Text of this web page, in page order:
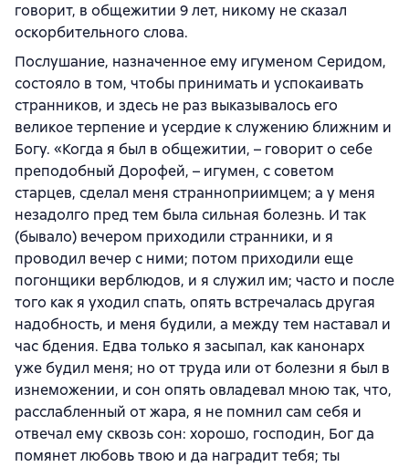
говорит, в общежитии 9 лет, никому не сказал
оскорбительного слова.
Послушание, назначенное ему игуменом Серидом,
состояло в том, чтобы принимать и успокаивать
странников, и здесь не раз выказывалось его
великое терпение и усердие к служению ближним и
Богу. «Когда я был в общежитии, – говорит о себе
преподобный Дорофей, – игумен, с советом
старцев, сделал меня странноприимцем; а у меня
незадолго пред тем была сильная болезнь. И так
(бывало) вечером приходили странники, и я
проводил вечер с ними; потом приходили еще
погонщики верблюдов, и я служил им; часто и после
того как я уходил спать, опять встречалась другая
надобность, и меня будили, а между тем наставал и
час бдения. Едва только я засыпал, как канонарх
уже будил меня; но от труда или от болезни я был в
изнеможении, и сон опять овладевал мною так, что,
расслабленный от жара, я не помнил сам себя и
отвечал ему сквозь сон: хорошо, господин, Бог да
помянет любовь твою и да наградит тебя; ты